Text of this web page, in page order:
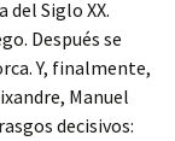
del Siglo XX.
Después se
Y, finalmente,
Manuel
decisivos: